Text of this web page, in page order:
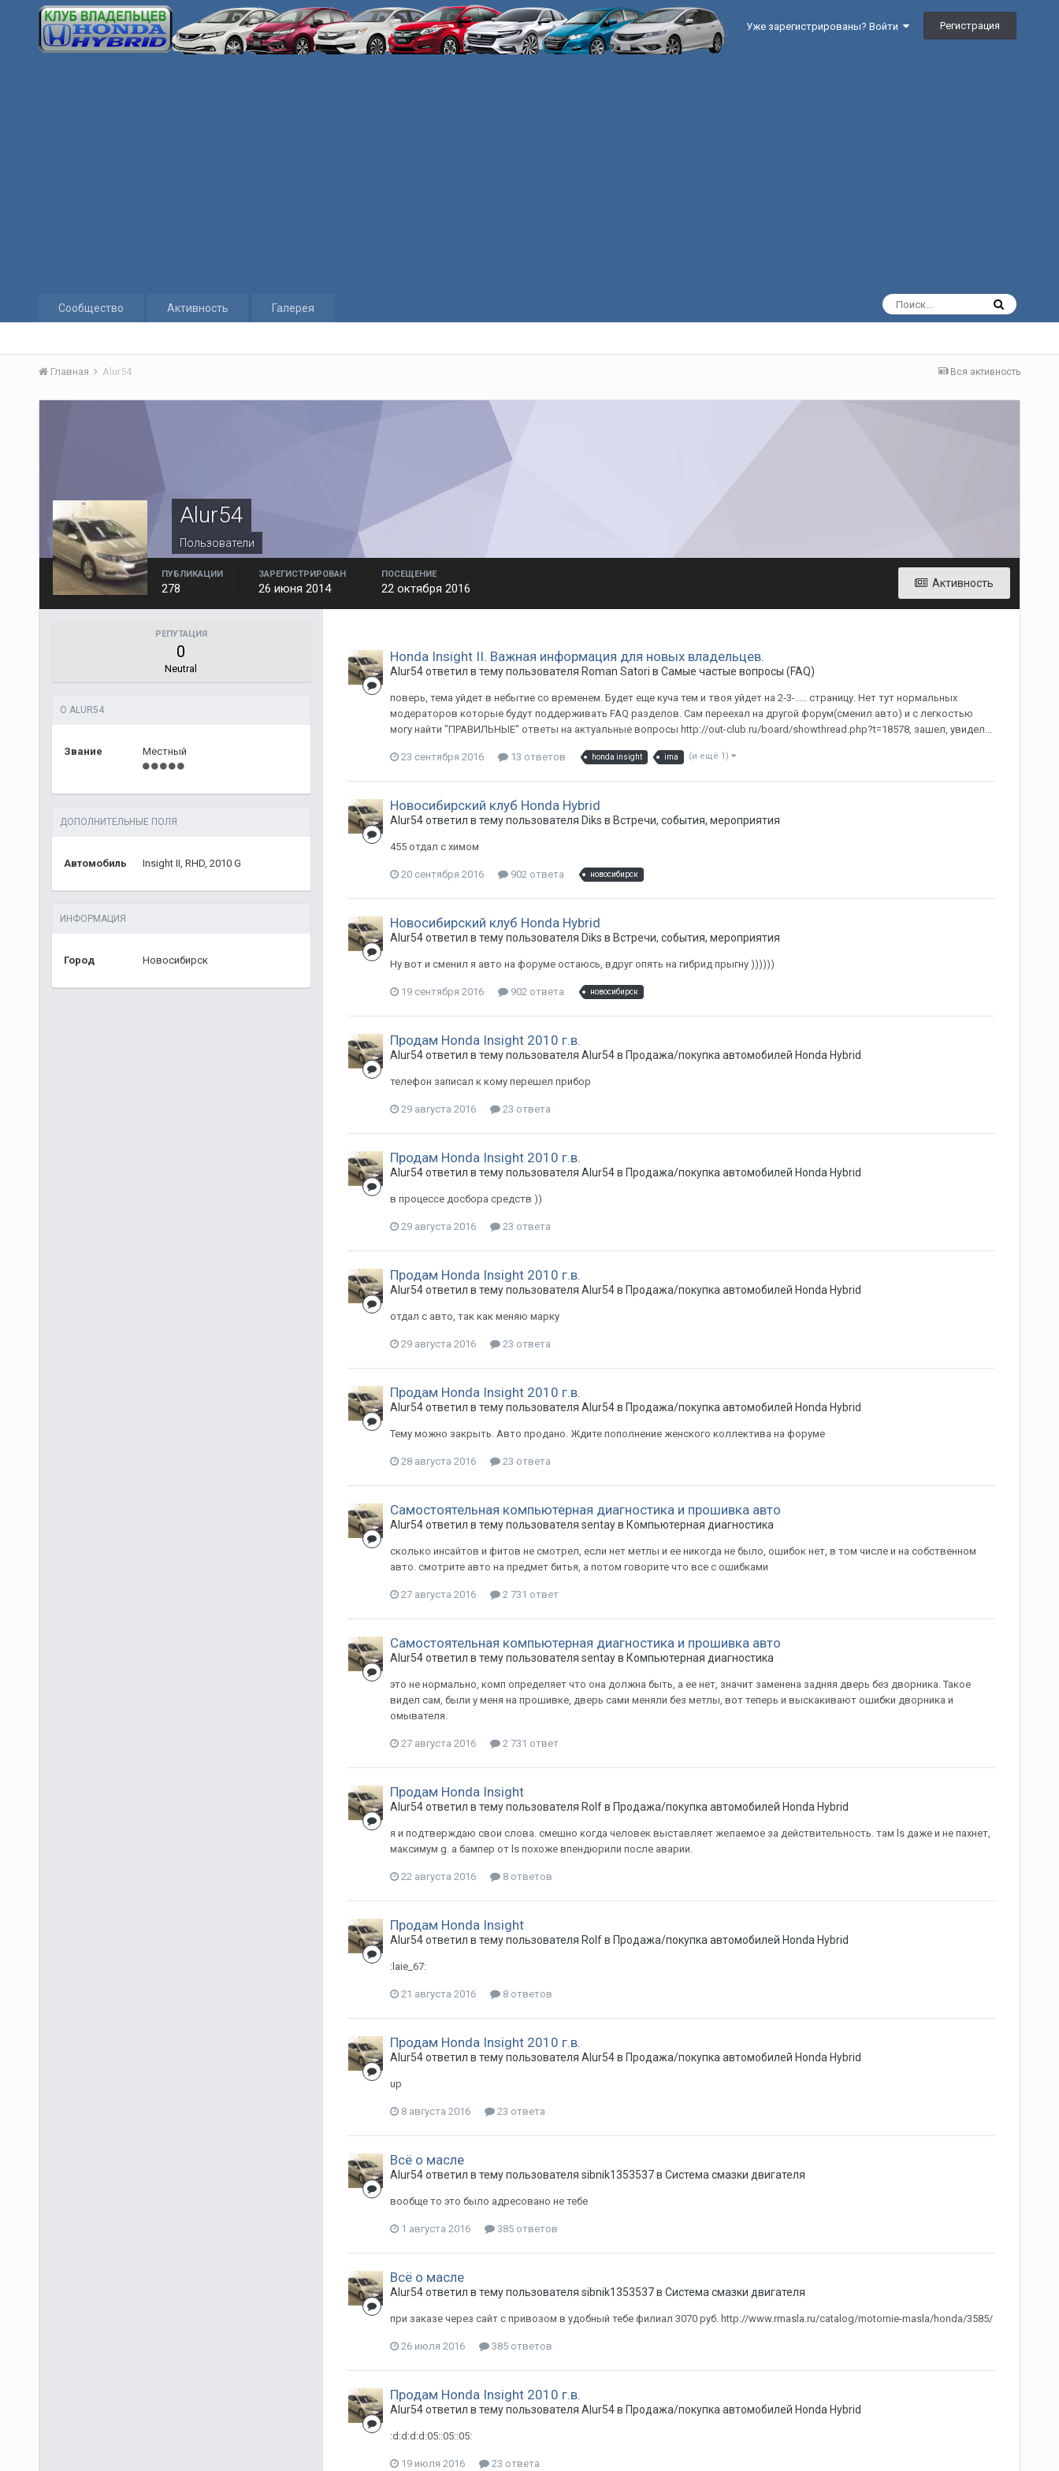
Уже зарегистрированы? Войти Регистрация
Сообщество Активность Галерея
Вся активность
Главная Alur54
Alur54
Пользователи
Активность
ПУБЛИКАЦИИ
278
ЗАРЕГИСТРИРОВАН
26 июня 2014
ПОСЕЩЕНИЕ
22 октября 2016
РЕПУТАЦИЯ
0
Neutral
О ALUR54
Звание Местный
ДОПОЛНИТЕЛЬНЫЕ ПОЛЯ
Автомобиль Insight II, RHD, 2010 G
ИНФОРМАЦИЯ
Город Новосибирск
Honda Insight II. Важная информация для новых владельцев.
Alur54ответил в тему пользователя Roman Satori в Самые частые вопросы (FAQ)
поверь, тема уйдет в небытие со временем. Будет еще куча тем и твоя уйдет на 2-3-..... страницу. Нет тут нормальных
модераторов которые будут поддерживать FAQ разделов. Сам переехал на другой форум(сменил авто) и с легкостью
могу найти "ПРАВИЛЬНЫЕ" ответы на актуальные вопросы http://out-club.ru/board/showthread.php?t=18578, зашел, увидел...
23 сентября 2016 13 ответов honda insight ima (и ещё 1)
Новосибирский клуб Honda Hybrid
Alur54ответил в тему пользователя Diks в Встречи, события, мероприятия
455 отдал с химом
20 сентября 2016 902 ответа новосибирск
Новосибирский клуб Honda Hybrid
Alur54ответил в тему пользователя Diks в Встречи, события, мероприятия
Ну вот и сменил я авто на форуме остаюсь, вдруг опять на гибрид прыгну ))))))
19 сентября 2016 902 ответа новосибирск
Продам Honda Insight 2010 г.в.
Alur54ответил в тему пользователя Alur54в Продажа/покупка автомобилей Honda Hybrid
телефон записал к кому перешел прибор
29 августа 2016 23 ответа
Продам Honda Insight 2010 г.в.
Alur54ответил в тему пользователя Alur54в Продажа/покупка автомобилей Honda Hybrid
в процессе досбора средств ))
29 августа 2016 23 ответа
Продам Honda Insight 2010 г.в.
Alur54ответил в тему пользователя Alur54в Продажа/покупка автомобилей Honda Hybrid
отдал с авто, так как меняю марку
29 августа 2016 23 ответа
Продам Honda Insight 2010 г.в.
Alur54ответил в тему пользователя Alur54в Продажа/покупка автомобилей Honda Hybrid
Тему можно закрыть. Авто продано. Ждите пополнение женского коллектива на форуме
28 августа 2016 23 ответа
Самостоятельная компьютерная диагностика и прошивка авто
Alur54ответил в тему пользователя sentayв Компьютерная диагностика
сколько инсайтов и фитов не смотрел, если нет метлы и ее никогда не было, ошибок нет, в том числе и на собственном
авто. смотрите авто на предмет битья, а потом говорите что все с ошибками
27 августа 2016 2 731 ответ
Самостоятельная компьютерная диагностика и прошивка авто
Alur54ответил в тему пользователя sentayв Компьютерная диагностика
это не нормально, комп определяет что она должна быть, а ее нет, значит заменена задняя дверь без дворника. Такое
видел сам, были у меня на прошивке, дверь сами меняли без метлы, вот теперь и выскакивают ошибки дворника и
омывателя.
27 августа 2016 2 731 ответ
Продам Honda Insight
Alur54ответил в тему пользователя Rolfв Продажа/покупка автомобилей Honda Hybrid
я и подтверждаю свои слова. смешно когда человек выставляет желаемое за действительность. там ls даже и не пахнет,
максимум g. а бампер от ls похоже впендюрили после аварии.
22 августа 2016 8 ответов
Продам Honda Insight
Alur54ответил в тему пользователя Rolfв Продажа/покупка автомобилей Honda Hybrid
:laie_67:
21 августа 2016 8 ответов
Продам Honda Insight 2010 г.в.
Alur54ответил в тему пользователя Alur54в Продажа/покупка автомобилей Honda Hybrid
up
8 августа 2016 23 ответа
Всё о масле
Alur54ответил в тему пользователя sibnik1353537в Система смазки двигателя
вообще то это было адресовано не тебе
1 августа 2016 385 ответов
Всё о масле
Alur54ответил в тему пользователя sibnik1353537в Система смазки двигателя
при заказе через сайт с привозом в удобный тебе филиал 3070 руб. http://www.rmasla.ru/catalog/motornie-masla/honda/3585/
26 июля 2016 385 ответов
Продам Honda Insight 2010 г.в.
Alur54ответил в тему пользователя Alur54в Продажа/покупка автомобилей Honda Hybrid
:d:d:d:d:05::05::05:
19 июля 2016 23 ответа